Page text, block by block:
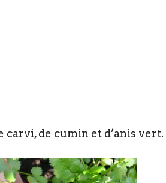
carvi, de cumin et d’anis vert.